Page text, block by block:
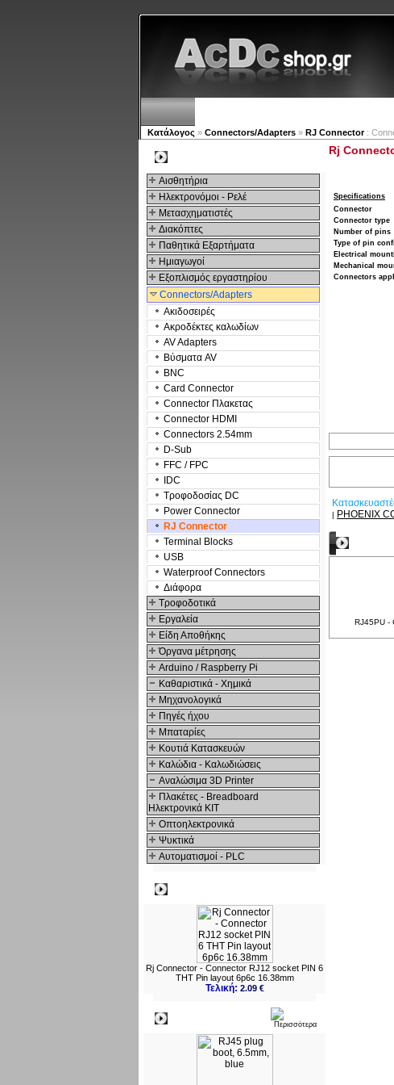
Κατάλογος » Connectors/Adapters » RJ Connector:
Αισθητήρια
Ηλεκτρονόμοι - Ρελέ
Μετασχηματιστές
Διακόπτες
Παθητικά Εξαρτήματα
Hμιαγωγοί
Εξοπλισμός εργαστηρίου
Connectors/Adapters
Ακιδοσειρές
Ακροδέκτες καλωδίων
AV Adapters
Βύσματα AV
BNC
Card Connector
Connector Πλακετας
Connector HDMI
Connectors 2.54mm
D-Sub
FFC / FPC
IDC
Τροφοδοσίας DC
Power Connector
RJ Connector
Terminal Blocks
USB
Waterproof Connectors
Διάφορα
Τροφοδοτικά
Εργαλεία
Είδη Αποθήκης
Όργανα μέτρησης
Arduino / Raspberry Pi
Καθαριστικά - Χημικά
Μηχανολογικά
Πηγές ήχου
Μπαταρίες
Κουτιά Κατασκευών
Καλώδια - Καλωδιώσεις
Αναλώσιμα 3D Printer
Πλακέτες - Breadboard
Ηλεκτρονικά ΚΙΤ
Οπτοηλεκτρονικά
Ψυκτικά
Αυτοματισμοί - PLC
Rj Connector - Connector RJ12 socket PIN 6
THT Pin layout 6p6c 16.38mm
Τελική: 2.09 €
Rj
Specifications
Connector
Connector type
Number of pins
Type of pin
Electrical
Mechanical
Connectors
| PHOENIX
RJ45PU -